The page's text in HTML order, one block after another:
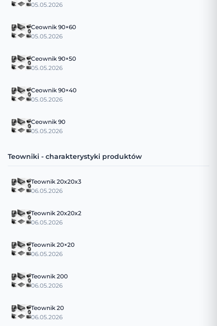
05.05.2026
Ceownik 90×60
05.05.2026
Ceownik 90×50
05.05.2026
Ceownik 90×40
05.05.2026
Ceownik 90
05.05.2026
Teowniki - charakterystyki produktów
Teownik 20x20x3
06.05.2026
Teownik 20x20x2
06.05.2026
Teownik 20×20
06.05.2026
Teownik 200
06.05.2026
Teownik 20
06.05.2026